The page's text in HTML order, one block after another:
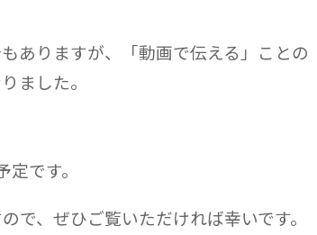
ありますが、「動画で伝える」ことの
ました。
です。
で、ぜひご覧いただければ幸いです。